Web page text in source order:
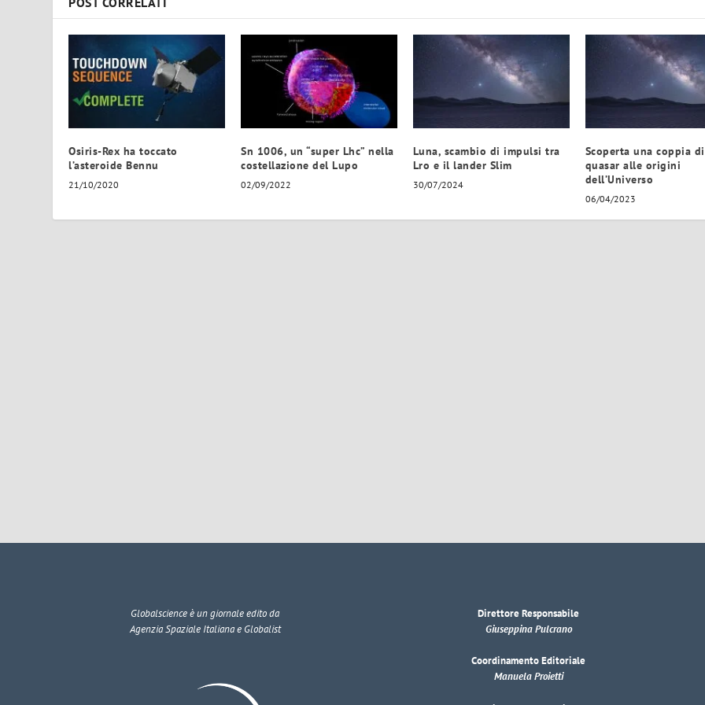
Osiris-Rex ha toccato
l’asteroide Bennu
21/10/2020
Sn 1006, un “super Lhc” nella
costellazione del Lupo
02/09/2022
Luna, scambio di impulsi tra
Lro e il lander Slim
30/07/2024
Scoperta una coppia di
quasar alle origini
dell’Universo
06/04/2023
Globalscienceè un giornale edito da
Agenzia Spaziale Italiana e Globalist
Direttore Responsabile
Giuseppina Pulcrano
Coordinamento Editoriale
Manuela Proietti